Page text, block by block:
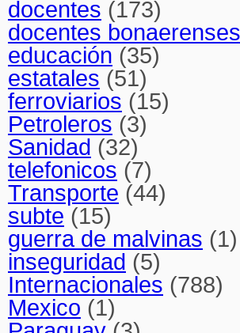
docentes (173)
docentes bonaerenses
educación (35)
estatales (51)
ferroviarios (15)
Petroleros (3)
Sanidad (32)
telefonicos (7)
Transporte (44)
subte (15)
guerra de malvinas (1)
inseguridad (5)
Internacionales (788)
Mexico (1)